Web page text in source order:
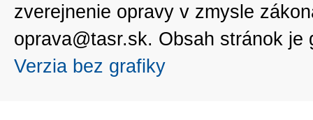
zverejnenie opravy v zmysle
oprava@tasr.sk. Obsah stránok
Verzia bez grafiky